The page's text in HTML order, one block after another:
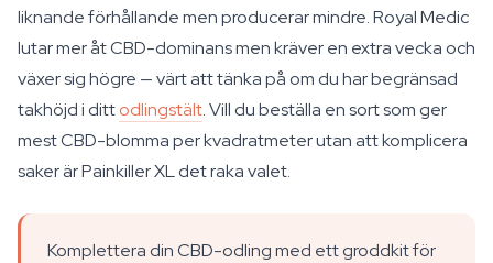
liknande förhållande men producerar mindre. Royal Medic
lutar mer åt CBD-dominans men kräver en extra vecka och
växer sig högre — värt att tänka på om du har begränsad
takhöjd i dittodlingstält. Vill du beställa en sort som ger
mest CBD-blomma per kvadratmeter utan att komplicera
saker är Painkiller XL det raka valet.
Komplettera din CBD-odling med ett groddkit för